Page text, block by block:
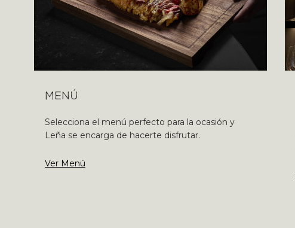
Menú
Selecciona el menú perfecto para la ocasión y
Leña se encarga de hacerte disfrutar.
Ver Menú